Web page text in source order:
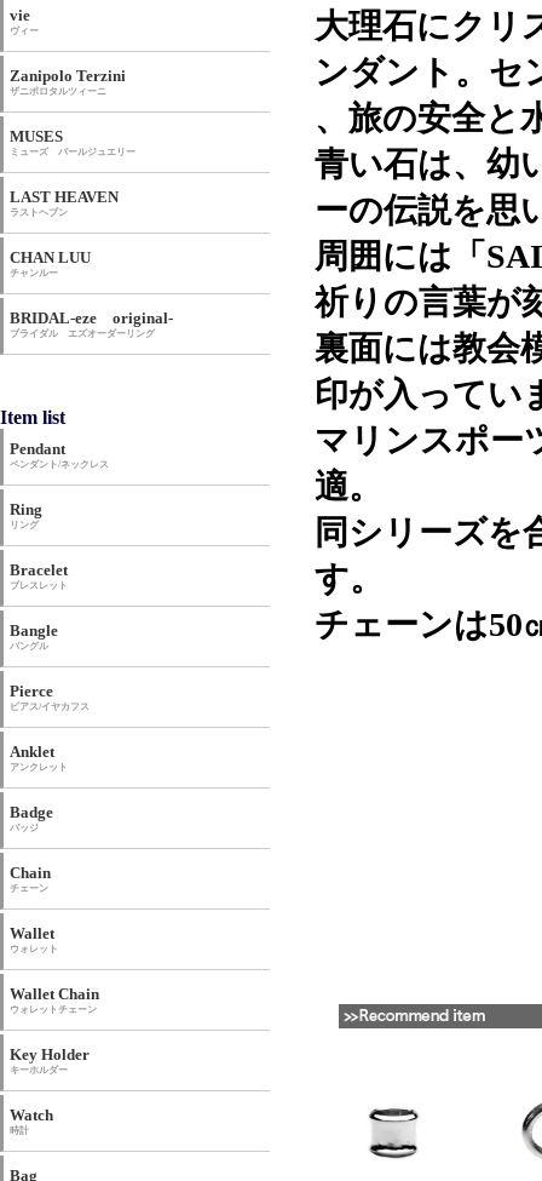
大理石にクリ
ンダント。セ
、旅の安全と
青い石は、幼
ーの伝説を思
周囲には「
祈りの言葉が
裏面には教会
印が入ってい
マリンスポー
適。
同シリーズを
す。
チェーンは50
vie
ヴィー
Zanipolo Terzini
ザニポロタルツィーニ
MUSES
ミューズ パールジュエリー
LAST HEAVEN
ラストヘブン
CHAN LUU
チャンルー
BRIDAL-eze original-
ブライダル エズオーダーリング
Item list
Pendant
ペンダント/ネックレス
Ring
リング
Bracelet
ブレスレット
Bangle
バングル
Pierce
ピアス/イヤカフス
Anklet
アンクレット
Badge
バッジ
Chain
チェーン
Wallet
ウォレット
Wallet Chain
ウォレットチェーン
Key Holder
キーホルダー
Watch
時計
Bag